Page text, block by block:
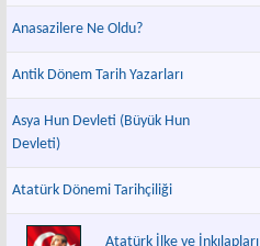
Anasazilere Ne Oldu?
Antik Dönem Tarih Yazarları
Asya Hun Devleti (Büyük Hun
Devleti)
Atatürk Dönemi Tarihçiliği
Atatürk İlke ve İnkılapları